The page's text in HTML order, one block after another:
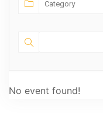
No event found!